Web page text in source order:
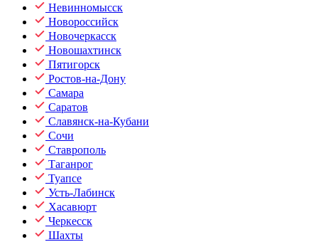
Невинномысск
Новороссийск
Новочеркасск
Новошахтинск
Пятигорск
Ростов-на-Дону
Самара
Саратов
Славянск-на-Кубани
Сочи
Ставрополь
Таганрог
Туапсе
Усть-Лабинск
Хасавюрт
Черкесск
Шахты